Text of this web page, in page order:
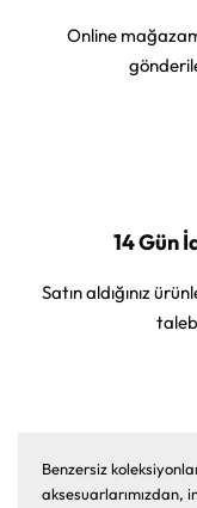
Online
14 Gün
Satın aldığınız
Benzersiz
aksesuarlarımızdan,